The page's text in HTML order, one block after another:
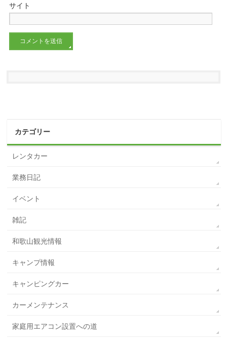
サイト
カテゴリー
レンタカー
業務日記
イベント
雑記
和歌山観光情報
キャンプ情報
キャンピングカー
カーメンテナンス
家庭用エアコン設置への道